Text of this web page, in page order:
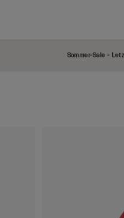
Sommer-Sale -